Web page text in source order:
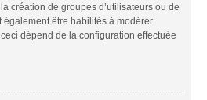
création de groupes d’utilisateurs ou de
également être habilités à modérer
dépend de la configuration effectuée